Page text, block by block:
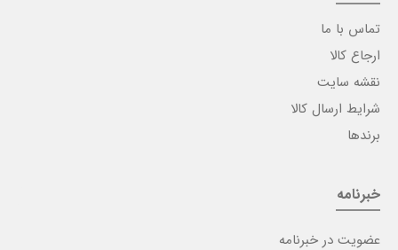
تماس با ما
ارجاع کالا
نقشه سایت
شرایط ارسال کالا
برندها
خبرنامه
عضویت در خبرنامه